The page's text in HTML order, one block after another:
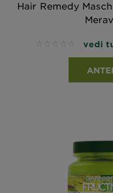
Hair Remedy
No reviews vedi